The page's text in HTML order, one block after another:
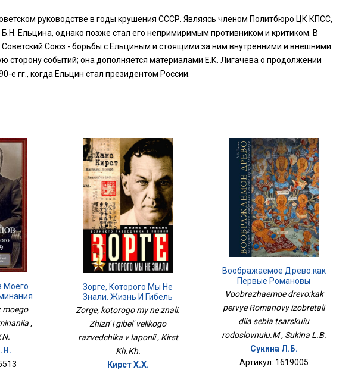
руководстве в годы крушения СССР. Являясь членом Политбюро ЦК КПСС,
Ельцина, однако позже стал его непримиримым противником и критиком. В
Советский Союз - борьбы с Ельциным и стоящими за ним внутренними и внешними
сторону событий; она дополняется материалами Е.К. Лигачева о продолжении
гг., когда Ельцин стал президентом России.
Моего
moego
,
Зорге, Которого Мы Не
Знали. Жизнь И Гибель
Великого Разведчика В
Японии
Zorge, kotorogo my ne znali.
Zhizn' i gibel' velikogo
razvedchika v Iaponii , Kirst
Kh.Kh.
Кирст Х.Х.
Воображаемое Древо:как
Первые Романовы
Изобретали Для Себя
Voobrazhaemoe drevo:kak
pervye Romanovy izobretali
dlia sebia tsarskuiu
rodoslovnuiu.M , Sukina L.B.
Сукина Л.Б.
Артикул: 1619005